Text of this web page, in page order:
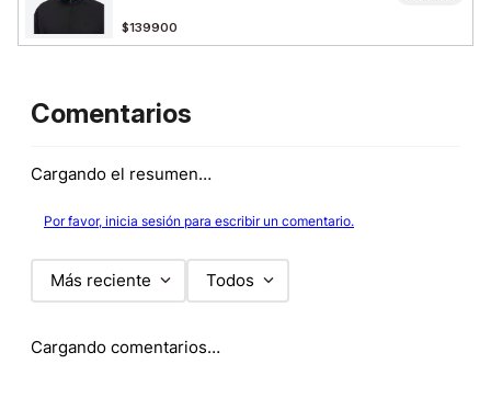
$139900
Comentarios
Cargando el resumen…
Por favor, inicia sesión para escribir un comentario.
Más reciente Todos
Cargando comentarios…